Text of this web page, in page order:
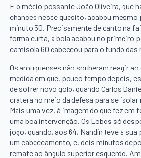
E o médio possante João Oliveira, que
chances nesse quesito, acabou mesmo
minuto 50. Precisamente de canto na
forma curta, a bola acabou no primeiro
camisola 60 cabeceou para o fundo das
Os arouquenses não souberam reagir
medida em que, pouco tempo depois,
de sofrer novo golo, quando Carlos
cratera no meio da defesa para se isolar
Mais uma vez, à imagem do que fez em
uma boa intervenção. Os Lobos só
jogo, quando, aos 64, Nandín teve a
um cabeceamento, e, dois minutos
remate ao ângulo superior esquerdo.